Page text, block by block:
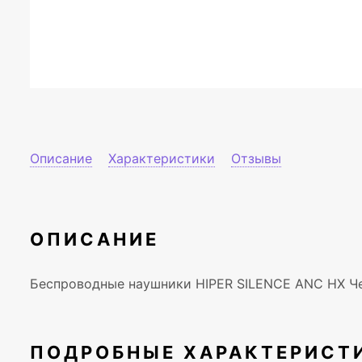
Описание Характеристики Отзывы
ОПИСАНИЕ
Беспроводные наушники HIPER SILENCE ANC HX
ПОДРОБНЫЕ